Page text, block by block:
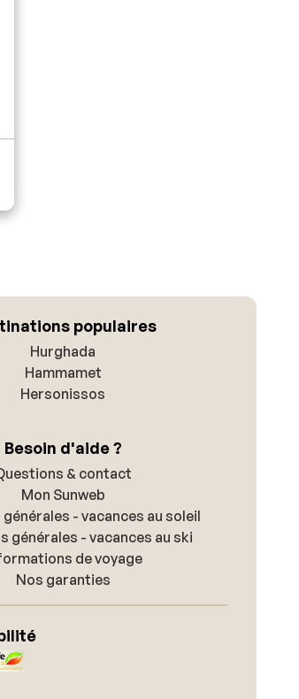
populaires
Hurghada
Hammamet
Hersonissos
Besoin d'aide ?
& contact
Mon Sunweb
- vacances au soleil
générales - vacances au ski
de voyage
Nos garanties